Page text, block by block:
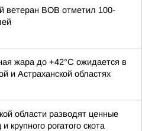
ветеран ВОВ отметил 100-
жара до +42°C ожидается в
и Астраханской областях
области разводят ценные
крупного рогатого скота